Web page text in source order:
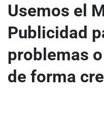
Usemos el
Publicidad
problemas
de forma